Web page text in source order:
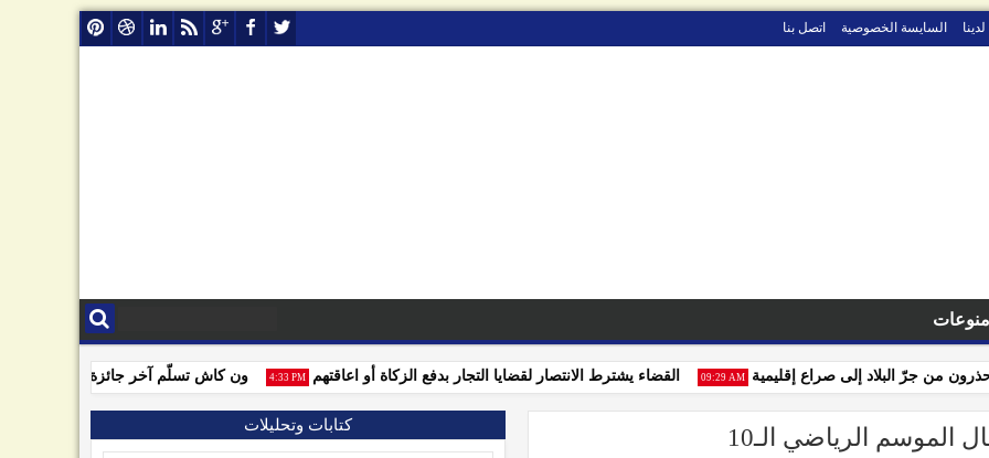
السايسة الخصوصية اتصل بنا
منوعات
ون كاش تسلّم آخر جائزة للفائزين 09:29 AM من جرّ البلاد إلى صراع إقليمية 4:33 PM القضاء يشترط الانتصار لقضايا التجار بدفع الزكاة أو اعاقتهم
الموسم الرياضي الـ10 كتابات وتحليلات